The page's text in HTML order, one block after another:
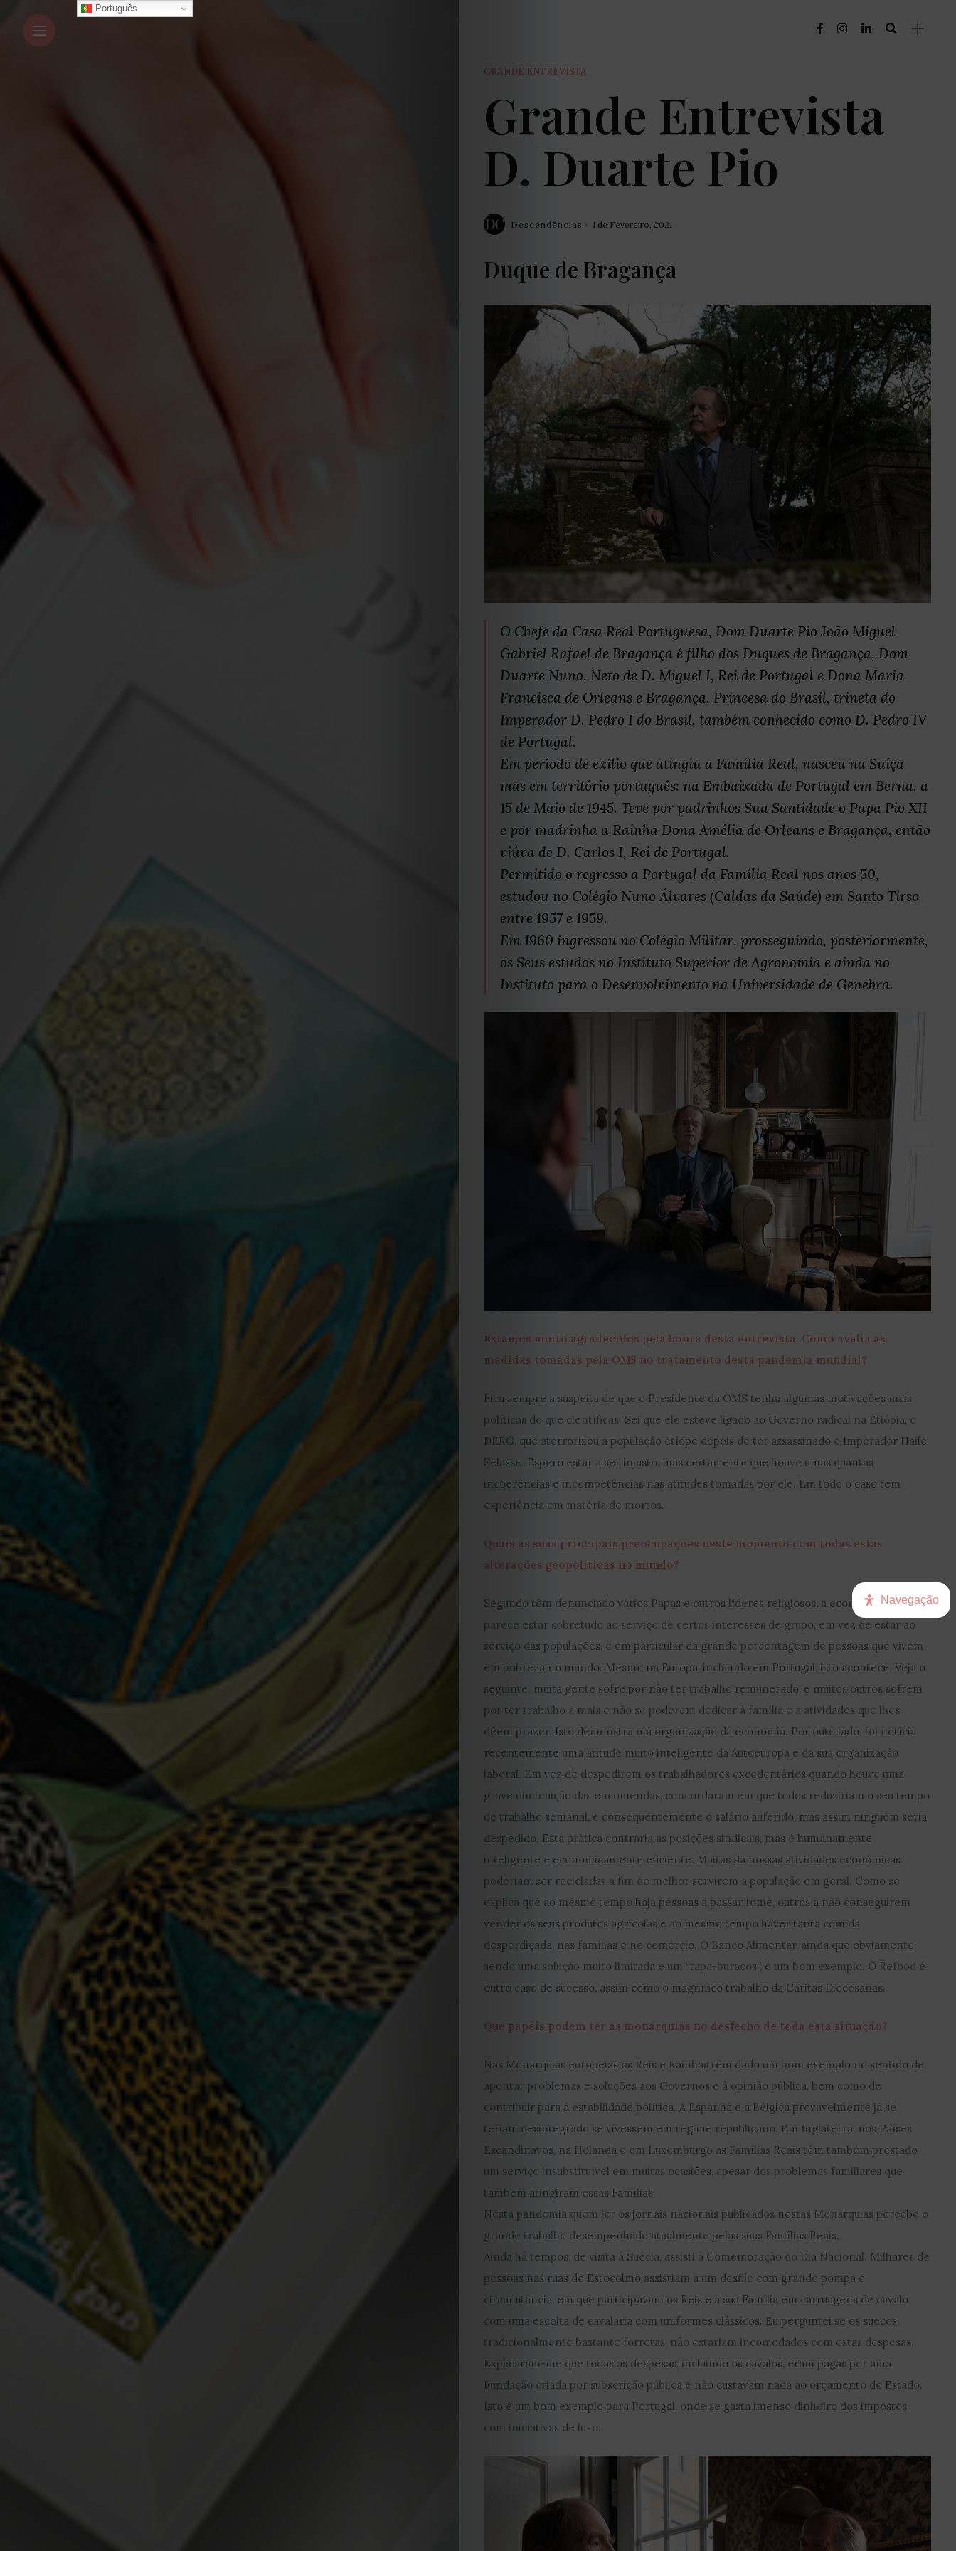
EDIÇÃO
DE
JULHO
2026
2025
2023
2022
2021
Obras
de
Capa
Contactos
Estatuto
Editorial
Política
de
privacidade
Termos
e
Condições
Política
de
Cookies
GRANDE ENTREVISTA
Grande Entrevista
D. Duarte Pio
Descendências 1 de Fevereiro, 2021
Duque de Bragança
O Chefe da Casa Real Portuguesa, Dom Duarte Pio João Miguel
Gabriel Rafael de Bragança é filho dos Duques de Bragança, Dom
Duarte Nuno, Neto de D. Miguel I, Rei de Portugal e Dona Maria
Francisca de Orleans e Bragança, Princesa do Brasil, trineta do
Imperador D. Pedro I do Brasil, também conhecido como D. Pedro IV
de Portugal.
Em período de exílio que atingiu a Família Real, nasceu na Suíça
mas em território português: na Embaixada de Portugal em Berna, a
15 de Maio de 1945. Teve por padrinhos Sua Santidade o Papa Pio XII
e por madrinha a Rainha Dona Amélia de Orleans e Bragança, então
viúva de D. Carlos I, Rei de Portugal.
Permitido o regresso a Portugal da Família Real nos anos 50,
estudou no Colégio Nuno Álvares (Caldas da Saúde) em Santo Tirso
entre 1957 e 1959.
Em 1960 ingressou no Colégio Militar, prosseguindo, posteriormente,
os Seus estudos no Instituto Superior de Agronomia e ainda no
Instituto para o Desenvolvimento na Universidade de Genebra.
Estamos muito agradecidos pela honra desta entrevista. Como avalia as
medidas tomadas pela OMS no tratamento desta pandemia mundial?
Fica sempre a suspeita de que o Presidente da OMS tenha algumas motivações mais
políticas do que científicas. Sei que ele esteve ligado ao Governo radical na Etiópia, o
DERG, que aterrorizou a população etíope depois de ter assassinado o Imperador Haile
Selasse. Espero estar a ser injusto, mas certamente que houve umas quantas
incoerências e incompetências nas atitudes tomadas por ele. Em todo o caso tem
experiência em matéria de mortos.
Quais as suas principais preocupações neste momento com todas estas
alterações geopolíticas no mundo?
Segundo têm denunciado vários Papas e outros líderes religiosos, a economia mundial
parece estar sobretudo ao serviço de certos interesses de grupo, em vez de estar ao
serviço das populações, e em particular da grande percentagem de pessoas que vivem
em pobreza no mundo. Mesmo na Europa, incluindo em Portugal, isto acontece. Veja o
seguinte: muita gente sofre por não ter trabalho remunerado, e muitos outros sofrem
por ter trabalho a mais e não se poderem dedicar à família e a atividades que lhes
dêem prazer. Isto demonstra má organização da economia. Por outo lado, foi notícia
recentemente uma atitude muito inteligente da Autoeuropa e da sua organização
laboral. Em vez de despedirem os trabalhadores excedentários quando houve uma
grave diminuição das encomendas, concordaram em que todos reduziriam o seu tempo
de trabalho semanal, e consequentemente o salário auferido, mas assim ninguém seria
despedido. Esta prática contraria as posições sindicais, mas é humanamente
inteligente e economicamente eficiente. Muitas da nossas atividades económicas
poderiam ser recicladas a fim de melhor servirem a população em geral. Como se
explica que ao mesmo tempo haja pessoas a passar fome, outros a não conseguirem
vender os seus produtos agrícolas e ao mesmo tempo haver tanta comida
desperdiçada, nas famílias e no comércio. O Banco Alimentar, ainda que obviamente
sendo uma solução muito limitada e um “tapa-buracos”, é um bom exemplo. O Refood é
outro caso de sucesso, assim como o magnífico trabalho da Cáritas Diocesanas.
Que papéis podem ter as monarquias no desfecho de toda esta situação?
Nas Monarquias europeias os Reis e Rainhas têm dado um bom exemplo no sentido de
apontar problemas e soluções aos Governos e à opinião pública, bem como de
contribuir para a estabilidade política. A Espanha e a Bélgica provavelmente já se
teriam desintegrado se vivessem em regime republicano. Em Inglaterra, nos Países
Escandinavos, na Holanda e em Luxemburgo as Famílias Reais têm também prestado
um serviço insubstituível em muitas ocasiões, apesar dos problemas familiares que
também atingiram essas Famílias.
Nesta pandemia quem ler os jornais nacionais publicados nestas Monarquias percebe o
grande trabalho desempenhado atualmente pelas suas Famílias Reais.
Ainda há tempos, de visita à Suécia, assisti à Comemoração do Dia Nacional. Milhares de
pessoas nas ruas de Estocolmo assistiam a um desfile com grande pompa e
circunstância, em que participavam os Reis e a sua Família em carruagens de cavalo
com uma escolta de cavalaria com uniformes clássicos. Eu perguntei se os suecos,
tradicionalmente bastante forretas, não estariam incomodados com estas despesas.
Explicaram-me que todas as despesas, incluindo os cavalos, eram pagas por uma
Fundação criada por subscrição pública e não custavam nada ao orçamento do Estado.
Isto é um bom exemplo para Portugal, onde se gasta imenso dinheiro dos impostos
com iniciativas de luxo.
Português
Navegação